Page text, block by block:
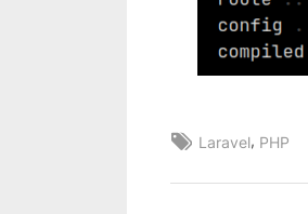
Tags:
Laravel, PHP